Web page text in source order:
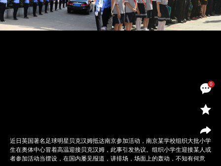
0
近日英国著名足球明星贝克汉姆抵达南京参加活动，南京某学校组织大批小学
生在奥体中心冒着高温迎接贝克汉姆，此事引发热议。组织小学生迎接某人或
者参加活动当摆设，在国内屡见报道，讲排场，场面上的轰动，不知有何意